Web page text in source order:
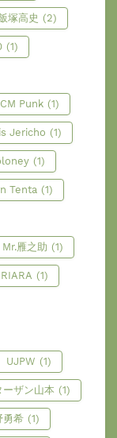
塚高史 (2)
(1)
CM Punk (1)
Jericho (1)
(1)
Tenta (1)
Mr.雁之助 (1)
RIARA (1)
UJPW (1)
ーザン山本 (1)
勇希 (1)